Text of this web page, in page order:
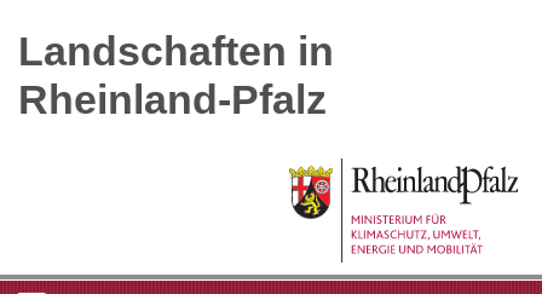
Landschaften in
Rheinland-Pfalz